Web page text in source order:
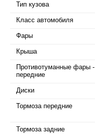
Тип кузова
Класс автомобиля
Фары
Крыша
Противотуманные фары -
передние
Диски
Тормоза передние
Тормоза задние